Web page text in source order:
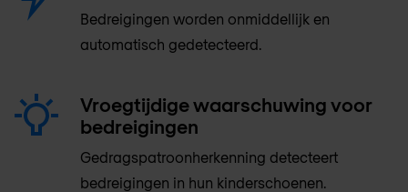
Bedreigingen worden onmiddellijk en
automatisch gedetecteerd.
Vroegtijdige waarschuwing voor
bedreigingen
Gedragspatroonherkenning detecteert
bedreigingen in hun kinderschoenen.